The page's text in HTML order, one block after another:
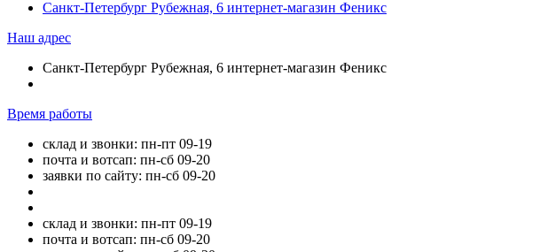
Санкт-Петербург Рубежная, 6 интернет-магазин Феникс
Наш адрес
Санкт-Петербург Рубежная, 6 интернет-магазин Феникс
Время работы
склад и звонки: пн-пт 09-19
почта и вотсап: пн-сб 09-20
заявки по сайту: пн-сб 09-20
склад и звонки: пн-пт 09-19
почта и вотсап: пн-сб 09-20